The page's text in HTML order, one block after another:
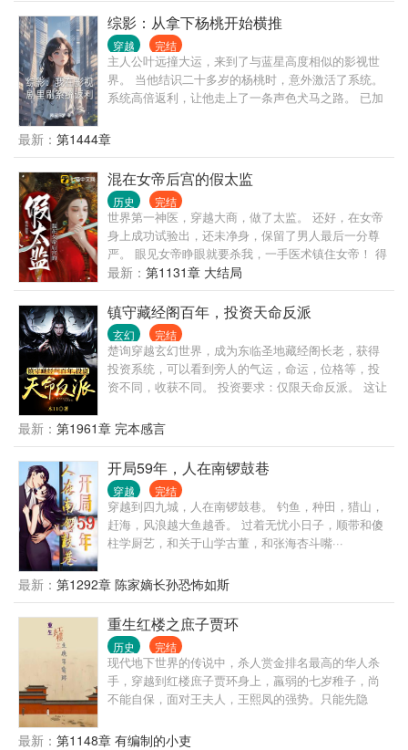
综影：从拿下杨桃开始横推
穿越 完结
主人公叶远撞大运，来到了与蓝星高度相似的影视世
界。 当他结识二十多岁的杨桃时，意外激活了系统。
系统高倍返利，让他走上了一条声色犬马之路。 已加
最新： 第1444章
混在女帝后宫的假太监
历史 完结
世界第一神医，穿越大商，做了太监。 还好，在女帝
身上成功试验出，还未净身，保留了男人最后一分尊
严。 眼见女帝睁眼就要杀我，一手医术镇住女帝！ 得
留一条小命，却不在自己掌控之中。 后世而来的名
医，岂能稀里糊涂死掉？ 且看一代小太监，凭借前世
的知识力量，改变一个王朝。
最新： 第1131章 大结局
镇守藏经阁百年，投资天命反派
玄幻 完结
楚询穿越玄幻世界，成为东临圣地藏经阁长老，获得
投资系统，可以看到旁人的气运，命运，位格等，投
资不同，收获不同。 投资要求：仅限天命反派。 这让
父，我给你抢来一位女帝。 二徒弟：师父要练神兵？
刚好我家有祖传仙金，师父等等我…… 小徒弟：我家
有一株绝世大药，活了七千年，我去采来给师父当药
引！ 楚询：真香！
最新： 第1961章 完本感言
开局59年，人在南锣鼓巷
穿越 完结
穿越到四九城，人在南锣鼓巷。 钓鱼，种田，猎山，
赶海，风浪越大鱼越香。 过着无忧小日子，顺带和傻
柱学厨艺，和关于山学古董，和张海杏斗嘴···
最新： 第1292章 陈家嫡长孙恐怖如斯
重生红楼之庶子贾环
历史 完结
现代地下世界的传说中，杀人赏金排名最高的华人杀
手，穿越到红楼庶子贾环身上，羸弱的七岁稚子，尚
不能自保，面对王夫人，王熙凤的强势。只能先隐
斗，慢慢改变贾家被抄家的命运，闯出一片天地。
最新： 第1148章 有编制的小吏